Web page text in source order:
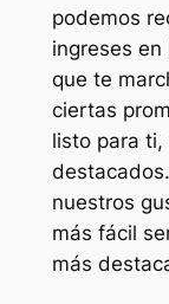
podemos
ingreses
que te
ciertas
listo para
nuestros
más fácil
más